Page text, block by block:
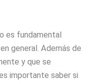
es fundamental
general. Además de
y que se
importante saber si